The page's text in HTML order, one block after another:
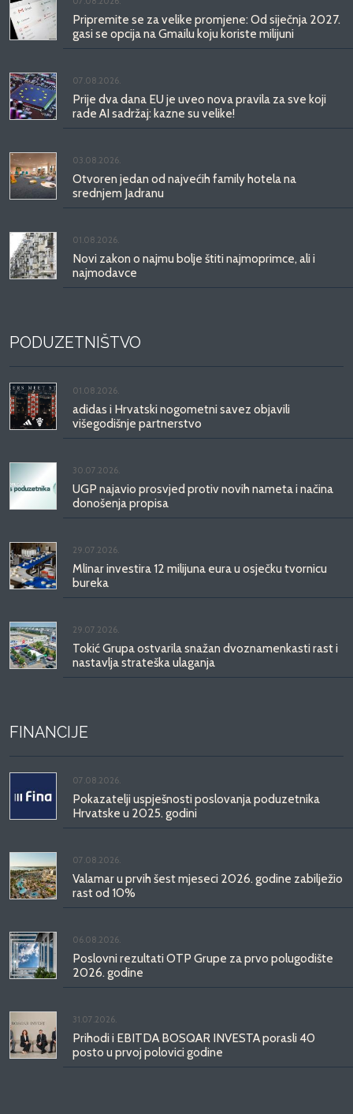
Pripremite se za velike promjene: Od siječnja 2027.
gasi se opcija na Gmailu koju koriste milijuni
07.08.2026.
Prije dva dana EU je uveo nova pravila za sve koji
rade AI sadržaj: kazne su velike!
03.08.2026.
Otvoren jedan od najvećih family hotela na
srednjem Jadranu
01.08.2026.
Novi zakon o najmu bolje štiti najmoprimce, ali i
najmodavce
PODUZETNIŠTVO
01.08.2026.
adidas i Hrvatski nogometni savez objavili
višegodišnje partnerstvo
30.07.2026.
UGP najavio prosvjed protiv novih nameta i načina
donošenja propisa
29.07.2026.
Mlinar investira 12 milijuna eura u osječku tvornicu
bureka
29.07.2026.
Tokić Grupa ostvarila snažan dvoznamenkasti rast i
nastavlja strateška ulaganja
FINANCIJE
07.08.2026.
Pokazatelji uspješnosti poslovanja poduzetnika
Hrvatske u 2025. godini
07.08.2026.
Valamar u prvih šest mjeseci 2026. godine zabilježio
rast od 10%
06.08.2026.
Poslovni rezultati OTP Grupe za prvo polugodište
2026. godine
31.07.2026.
Prihodi i EBITDA BOSQAR INVESTA porasli 40
posto u prvoj polovici godine